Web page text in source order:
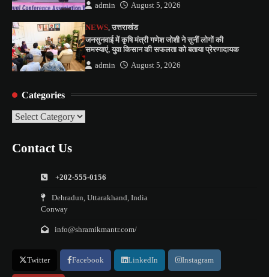
admin August 5, 2026
NEWS ,उत्तराखंड
जनसुनवाई में कृषि मंत्री गणेश जोशी ने सुनीं लोगों की
समस्याएं, युवा किसान की सफलता को बताया प्रेरणादायक
admin August 5, 2026
Categories
Categories
Contact Us
+202-555-0156
Dehradun, Uttarakhand, India
Conway
info@shramikmantr.com/
Twitter Facebook LinkedIn Instagram